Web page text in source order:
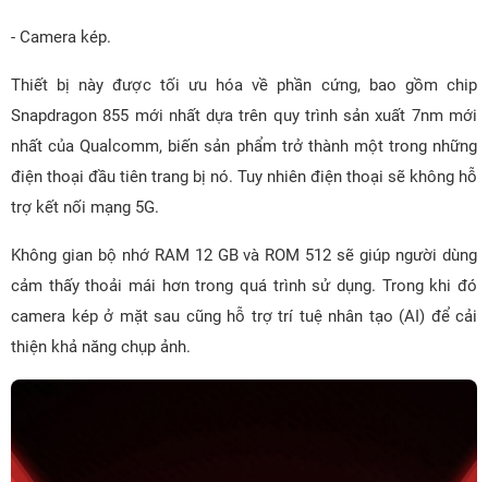
- Camera kép.
Thiết bị này được tối ưu hóa về phần cứng, bao gồm chip
Snapdragon 855 mới nhất dựa trên quy trình sản xuất 7nm mới
nhất của Qualcomm, biến sản phẩm trở thành một trong những
điện thoại đầu tiên trang bị nó. Tuy nhiên điện thoại sẽ không hỗ
trợ kết nối mạng 5G.
Không gian bộ nhớ RAM 12 GB và ROM 512 sẽ giúp người dùng
cảm thấy thoải mái hơn trong quá trình sử dụng. Trong khi đó
camera kép ở mặt sau cũng hỗ trợ trí tuệ nhân tạo (AI) để cải
thiện khả năng chụp ảnh.